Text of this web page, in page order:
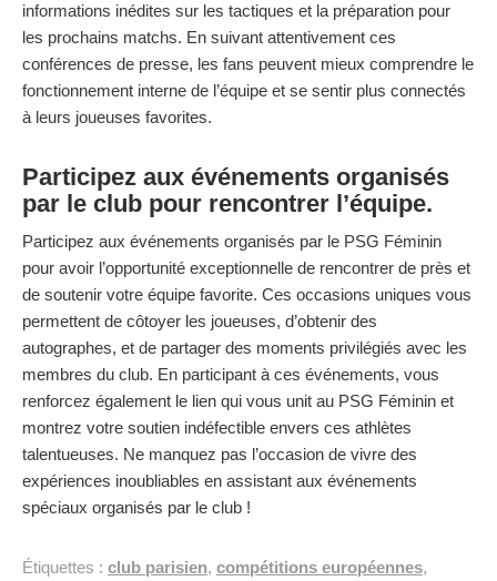
informations inédites sur les tactiques et la préparation pour
les prochains matchs. En suivant attentivement ces
conférences de presse, les fans peuvent mieux comprendre le
fonctionnement interne de l’équipe et se sentir plus connectés
à leurs joueuses favorites.
Participez aux événements organisés
par le club pour rencontrer l’équipe.
Participez aux événements organisés par le PSG Féminin
pour avoir l’opportunité exceptionnelle de rencontrer de près et
de soutenir votre équipe favorite. Ces occasions uniques vous
permettent de côtoyer les joueuses, d’obtenir des
autographes, et de partager des moments privilégiés avec les
membres du club. En participant à ces événements, vous
renforcez également le lien qui vous unit au PSG Féminin et
montrez votre soutien indéfectible envers ces athlètes
talentueuses. Ne manquez pas l’occasion de vivre des
expériences inoubliables en assistant aux événements
spéciaux organisés par le club !
Étiquettes : club parisien, compétitions européennes,